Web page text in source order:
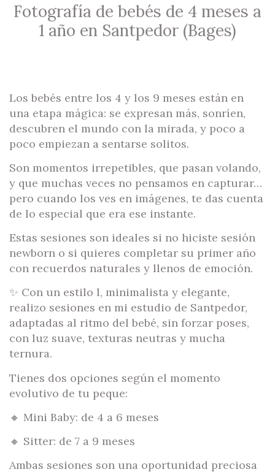
Fotografía de bebés de 4 meses a
1 año en Santpedor (Bages)
Los bebés entre los 4 y los 9 meses están en
una etapa mágica: se expresan más, sonríen,
descubren el mundo con la mirada, y poco a
poco empiezan a sentarse solitos.
Son momentos irrepetibles, que pasan volando,
y que muchas veces no pensamos en capturar…
pero cuando los ves en imágenes, te das cuenta
de lo especial que era ese instante.
Estas sesiones son ideales si no hiciste sesión
newborn o si quieres completar su primer año
con recuerdos naturales y llenos de emoción.
✨ Con un estilo l, minimalista y elegante,
realizo sesiones en mi estudio de Santpedor,
adaptadas al ritmo del bebé, sin forzar poses,
con luz suave, texturas neutras y mucha
ternura.
Tienes dos opciones según el momento
evolutivo de tu peque:
🔸 Mini Baby: de 4 a 6 meses
🔸 Sitter: de 7 a 9 meses
Ambas sesiones son una oportunidad preciosa